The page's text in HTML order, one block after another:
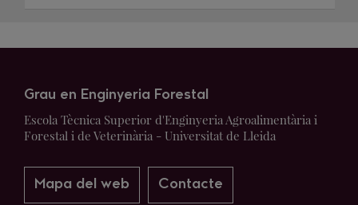
Grau en Enginyeria Forestal
Escola Tècnica Superior d'Enginyeria Agroalimentària i
Forestal i de Veterinària - Universitat de Lleida
Mapa del web Contacte